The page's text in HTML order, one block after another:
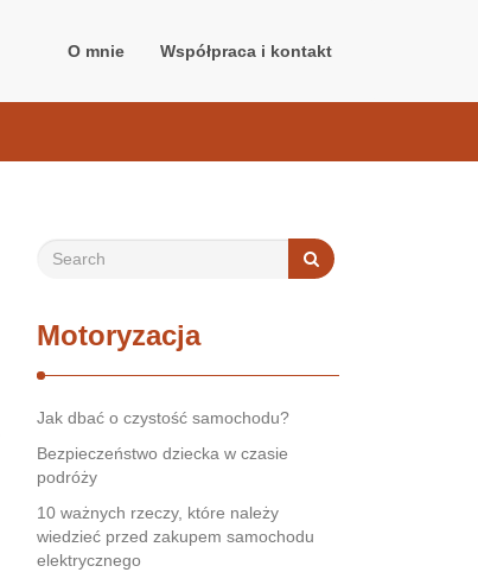
O mnie Współpraca i kontakt
Motoryzacja
Jak dbać o czystość samochodu?
Bezpieczeństwo dziecka w czasie
podróży
10 ważnych rzeczy, które należy
wiedzieć przed zakupem samochodu
elektrycznego